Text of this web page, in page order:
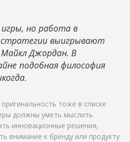
но работа в
выигрывают
Джордан. В
подобная философия
тоже в списке
должны уметь мыслить
инновационные решения,
внимание к бренду или продукту